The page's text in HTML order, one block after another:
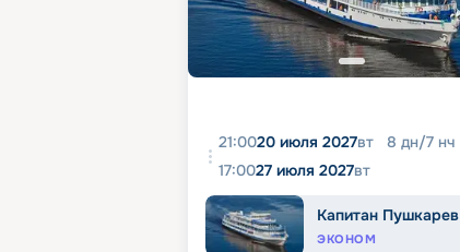
21:0020 июля 2027вт 8 дн/7 нч
17:0027 июля 2027вт
Капитан Пушкарев
ЭКОНОМ